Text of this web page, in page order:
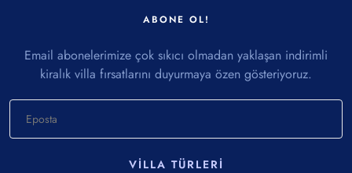
İslami tatil anlayışına uygun korunaklı villalarımız, havuzları ve
Tesettürlü villalar, korunaklı villalar veya havuzu dışarıdan
görünmeyen villalar olarak bilinen villalarımız, eşinizle veya
idealdir.
ABONE OL!
Email abonelerimize çok sıkıcı olmadan yaklaşan indirimli
kiralık villa fırsatlarını duyurmaya özen gösteriyoruz.
VILLA TÜRLERI